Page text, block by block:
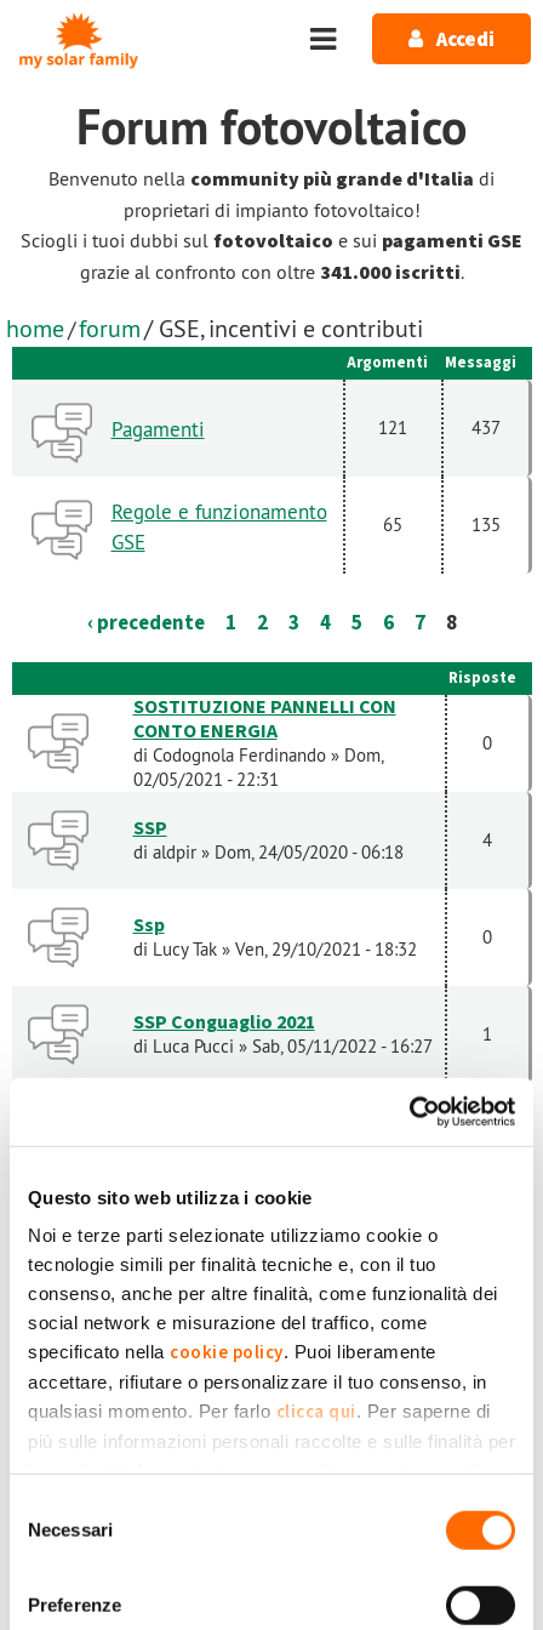
Questo sito web utilizza i cookie
Noi e terze parti selezionate utilizziamo cookie o
tecnologie simili per finalità tecniche e, con il tuo
consenso, anche per altre finalità, come funzionalità dei
social network e misurazione del traffico, come
specificato nella cookie policy. Puoi liberamente
accettare, rifiutare o personalizzare il tuo consenso, in
qualsiasi momento. Per farlo clicca qui. Per saperne di
più sulle informazioni personali raccolte e sulle finalità per
le quali tali informazioni saranno utilizzate, si prega di
delNecessari
Preferenze
Salta al contenuto principale
Accedi
Forum fotovoltaico
Benvenuto nella community più grande d'Italia di
proprietari di impianto fotovoltaico!
Sciogli i tuoi dubbi sul fotovoltaico e sui pagamenti GSE
grazie al confronto con oltre 341.000 iscritti.
home/forum/ GSE, incentivi e contributi
Argomenti Messaggi
Pagamenti 121 437
Regole e funzionamento
GSE
65 135
‹ precedente 1 2 3 4 5 6 7 8
Risposte
SOSTITUZIONE PANNELLI CON
CONTO ENERGIA
di Codognola Ferdinando» Dom,
02/05/2021 - 22:31
0
SSP
di aldpir» Dom, 24/05/2020 - 06:18
4
Ssp
di Lucy Tak» Ven, 29/10/2021 - 18:32
0
SSP Conguaglio 2021
di Luca Pucci » Sab, 05/11/2022 - 16:27
1
SSP, detrazione fiscale, batteria
dig.testa.web» Gio, 03/11/2022 - 17:49
1
SSP: riattivazione liquidazione
diAlbertinoOttanta» Mer, 16/08/2023 -
18:22
Superbonus 110%: incentivabilità
dell'installazione e allaccio di un
nuovo contatore in aggiunta
all'esistente
diJP» Sab, 20/11/2021 - 19:37
Temperature minime impianto
certificato
diSelva» Mar, 14/02/2023 - 17:00
0
0